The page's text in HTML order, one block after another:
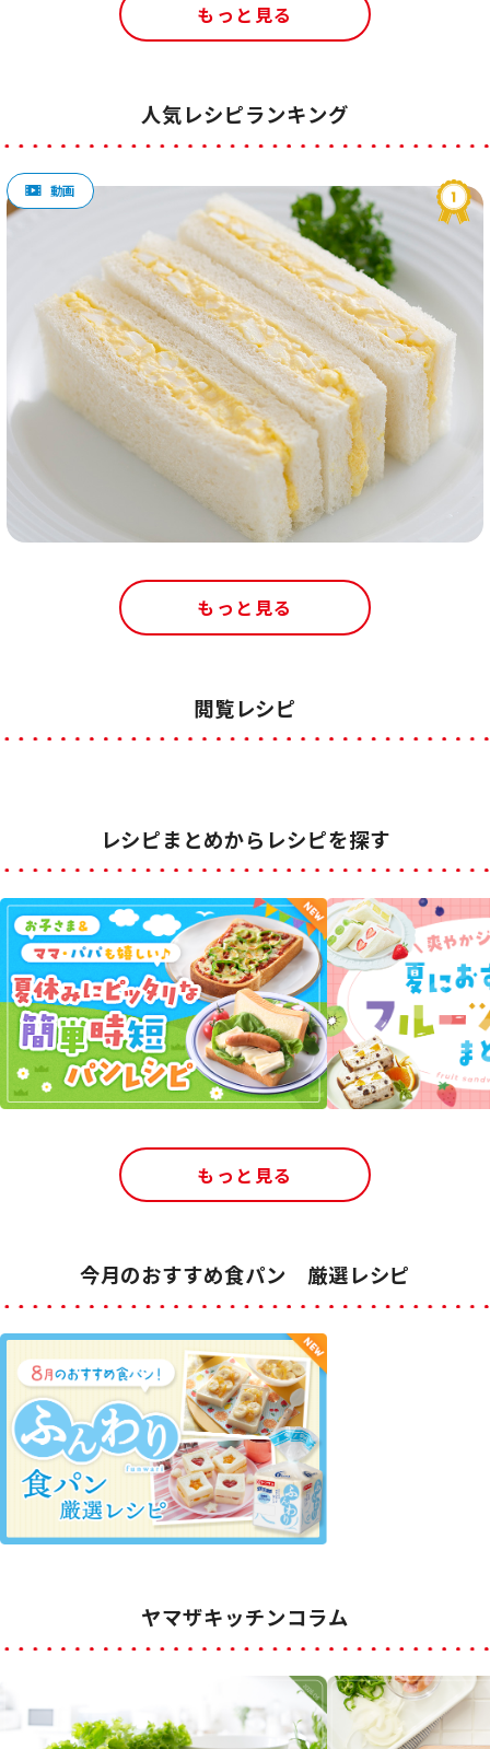
もっと見る
人気レシピランキング
もっと見る
閲覧レシピ
レシピまとめからレシピを探す
もっと見る
今月のおすすめ食パン 厳選レシピ
ヤマザキッチンコラム